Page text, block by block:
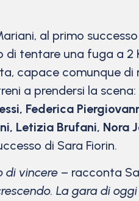
al primo
di tentare una fuga a 2
capace comunque
a prendersi la
Federica
Letizia Brufani, Nora
di Sara Fiorin.
di vincere – racconta
La gara di